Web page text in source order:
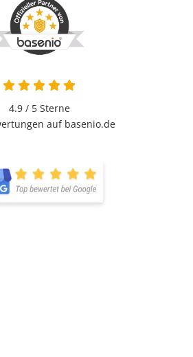
4.9 von 5
4.9 / 5Sterne
auf basenio.de
öffnet in neuem Fenster